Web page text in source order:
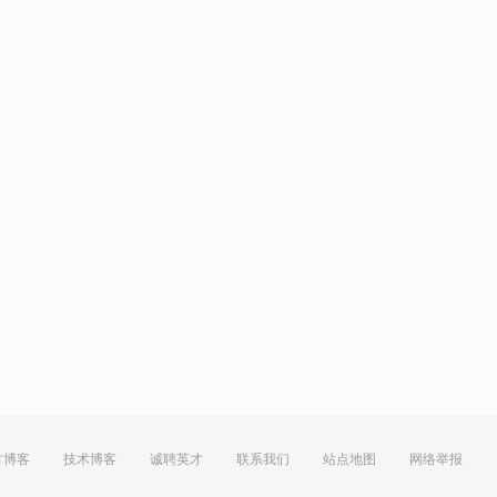
博客 技术博客 诚聘英才 联系我们 站点地图 网络举报